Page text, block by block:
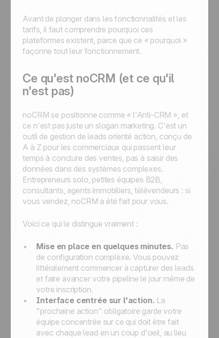
Avant de plonger dans les fonctionnalités et les
tarifs, il faut comprendre pourquoi ces
plateformes existent, parce que ce « pourquoi »
façonne tout leur fonctionnement.
Ce qu'est noCRM (et ce qu'il
n'est pas)
noCRM se positionne comme « l'Anti-CRM », et
ce n'est pas juste un slogan marketing. C'est un
outil de gestion de leads orienté action, conçu de
A à Z pour les commerciaux qui passent leur
temps à conclure des ventes, pas à saisir des
données dans des systèmes complexes.
Entrepreneurs solo, petites équipes B2B,
consultants, agents immobiliers, télévendeurs : si
vous vendez, noCRM a été fait pour vous.
Voici ce qui le distingue vraiment :
Mise en place en quelques minutes. Pas
de configuration complèxe. Vous pouvez
littéralement commencer à capturer des leads
et faire avancer votre pipeline le jour même de
votre inscription.
Interface centrée sur l'action. La
"prochaine action" obligatoire garde votre
équipe concentrée sur ce qui doit être fait
avec chaque lead en un coup d'oeil, au lieu